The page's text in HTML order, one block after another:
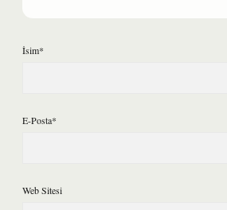
İsim*
E-Posta*
Web Sitesi